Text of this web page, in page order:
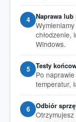
Naprawa
chłodzenie,
Windows.
Testy
Po
temperatur,
Odbiór